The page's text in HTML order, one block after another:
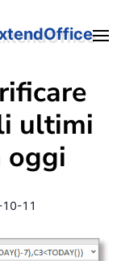
ultimi
oggi
11